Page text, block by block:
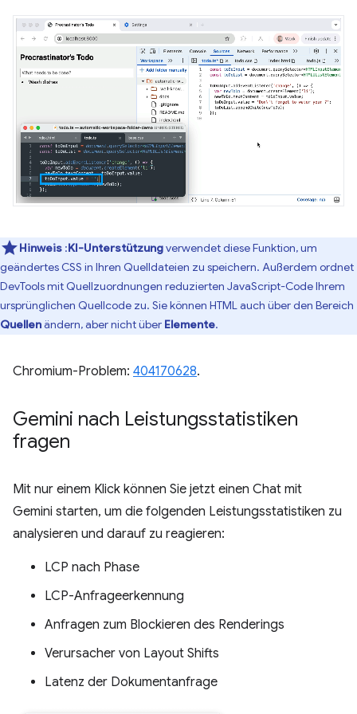
Hinweis :KI-Unterstützungverwendet diese Funktion, um
geändertes CSS in Ihren Quelldateien zu speichern. Außerdem ordnet
DevTools mit Quellzuordnungen reduzierten JavaScript-Code Ihrem
ursprünglichen Quellcode zu. Sie können HTML auch über den Bereich
Quellenändern, aber nicht über Elemente.
Chromium-Problem: 404170628.
Gemini nach Leistungsstatistiken
fragen
Mit nur einem Klick können Sie jetzt einen Chat mit
Gemini starten, um die folgenden Leistungsstatistiken zu
analysieren und darauf zu reagieren:
LCP nach Phase
LCP-Anfrageerkennung
Anfragen zum Blockieren des Renderings
Verursacher von Layout Shifts
Latenz der Dokumentanfrage